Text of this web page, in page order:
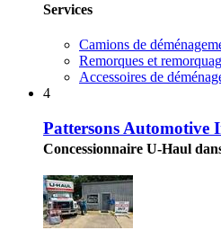
Services
Camions de
Remorques et
Accessoires de
4
Pattersons Automotive
Concessionnaire U-Haul